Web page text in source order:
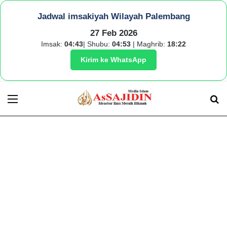
Jadwal imsakiyah Wilayah Palembang
27 Feb 2026
Imsak: 04:43| Shubu: 04:53 | Maghrib: 18:22
Kirim ke WhatsApp
Menu